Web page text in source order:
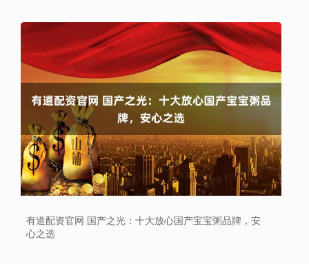
有道配资官网 国产之光：十大放心国产宝宝粥品牌，安
心之选